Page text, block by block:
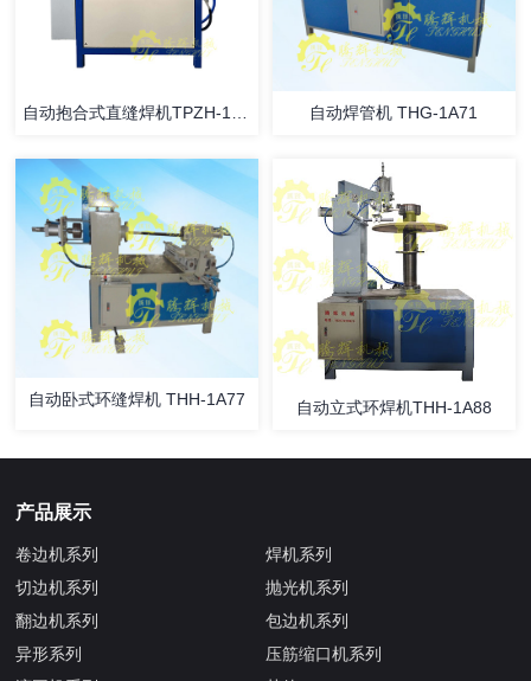
自动抱合式直缝焊机TPZH-1A30 自动焊管机 THG-1A71
自动卧式环缝焊机 THH-1A77 自动立式环焊机THH-1A88
产品展示
卷边机系列
切边机系列
翻边机系列
异形系列
焊机系列
抛光机系列
包边机系列
压筋缩口机系列